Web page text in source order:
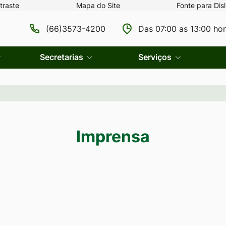
Mapa do Site Fonte para
(66)3573-4200 Das 07:00 as 13:00
Secretarias Serviços
Imprensa